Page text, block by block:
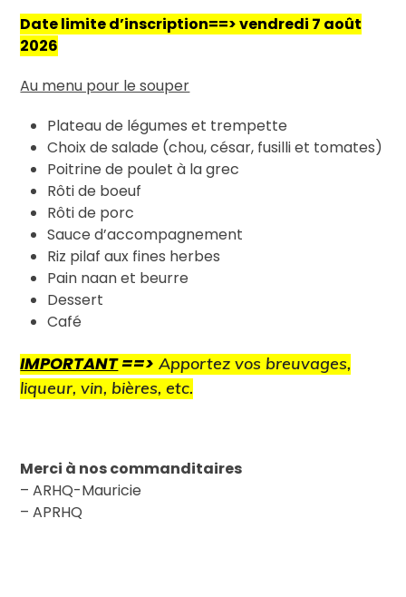
Date limite d’inscription==> vendredi 7 août
2026
Au menu pour le souper
Plateau de légumes et trempette
Choix de salade (chou, césar, fusilli et tomates)
Poitrine de poulet à la grec
Rôti de boeuf
Rôti de porc
Sauce d’accompagnement
Riz pilaf aux fines herbes
Pain naan et beurre
Dessert
Café
IMPORTANT==> Apportez vos breuvages,
liqueur, vin, bières, etc.
Merci à nos commanditaires
– ARHQ-Mauricie
– APRHQ